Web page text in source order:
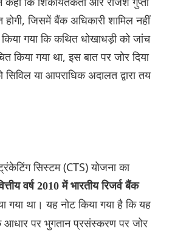
जिसमें बैंक अधिकारी शामिल नहीं
गया कि कथित धोखाधड़ी को जांच
किया गया था, इस बात पर जोर दिया
सिविल या आपराधिक अदालत द्वारा तय
सिस्टम (CTS) योजना का
वर्ष 2010 में भारतीय रिजर्व बैंक
गया था। यह नोट किया गया है कि यह
आधार पर भुगतान प्रसंस्करण पर जोर